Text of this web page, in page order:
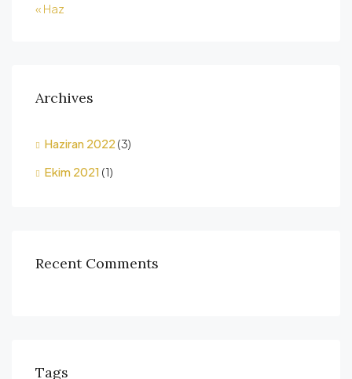
« Haz
Archives
Haziran 2022 (3)
Ekim 2021 (1)
Recent Comments
Tags